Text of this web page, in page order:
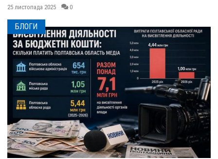
25 листопада 2025 0
БЛОГИ